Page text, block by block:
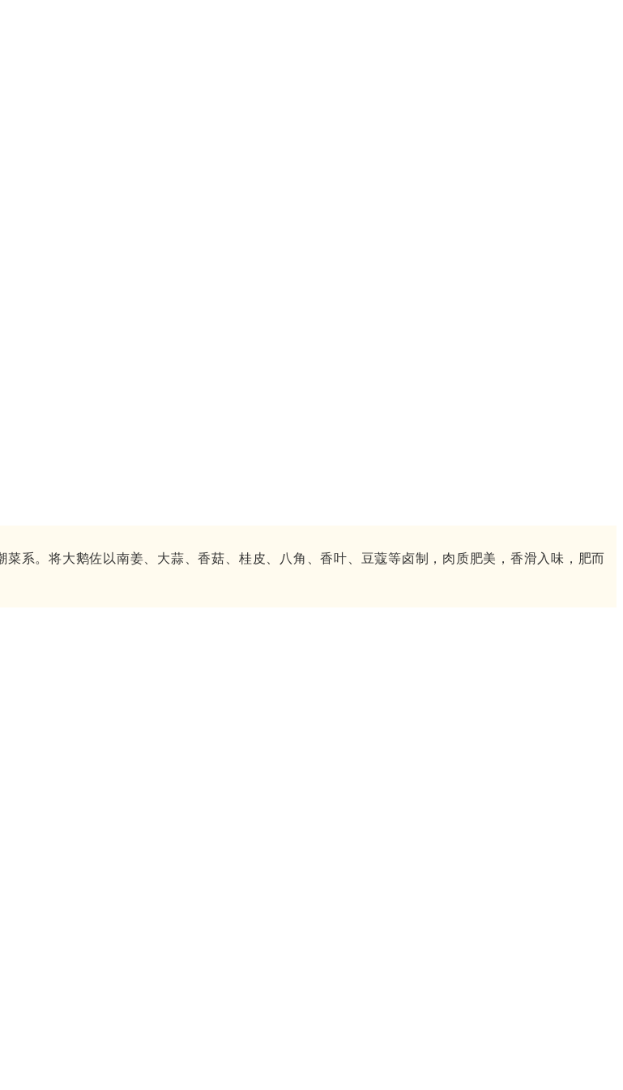
系。将大鹅佐以南姜、大蒜、香菇、桂皮、八角、香叶、豆蔻等卤制，肉质肥美，香滑入味，肥而